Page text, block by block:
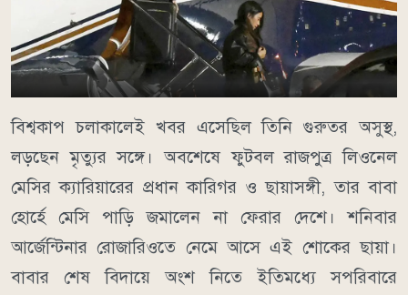
বিশ্বকাপ চলাকালেই খবর এসেছিল তিনি গুরুতর অসুস্থ,
লড়ছেন মৃত্যুর সঙ্গে। অবশেষে ফুটবল রাজপুত্র লিওনেল
মেসির ক্যারিয়ারের প্রধান কারিগর ও ছায়াসঙ্গী, তার বাবা
হোর্হে মেসি পাড়ি জমালেন না ফেরার দেশে। শনিবার
আর্জেন্টিনার রোজারিওতে নেমে আসে এই শোকের ছায়া।
বাবার শেষ বিদায়ে অংশ নিতে ইতিমধ্যে সপরিবারে